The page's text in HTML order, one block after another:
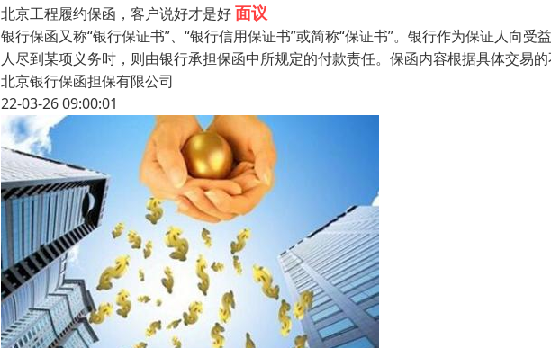
北京工程履约保函，客户说好才是好面议
银行保函又称“银行保证书”、“银行信用保证书”或简称“保证书”。银行作为保证人向
人尽到某项义务时，则由银行承担保函中所规定的付款责任。保函内容根据具体交易
北京银行保函担保有限公司
22-03-26 09:00:01